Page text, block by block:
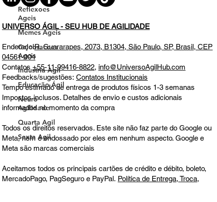
Reflexoes
Ageis
Memes Ageis
Celebracoes
Ageis
Industria Agil
Educação Ágil
Neuro
Agilidade
Quarta Agil
Sexta Agil
EndereçoR. Guararapes, 2073, B1304, São Paulo, SP, Brasil, CEP
04561-004
Contatos+55-11-99416-8822,info@UniversoAgilHub.com
Feedbacks/sugestões:Contatos Institucionais
Tempo estimado de entrega de produtos físicos 1-3 semanas
Impostos inclusos. Detalhes de envio e custos adicionais
informados no momento da compra
Todos os direitos reservados. Este site não faz parte do Google ou
Meta, nem é endossado por eles em nenhum aspecto. Google e
Aceitamos todos os principais cartões de crédito e débito, boleto,